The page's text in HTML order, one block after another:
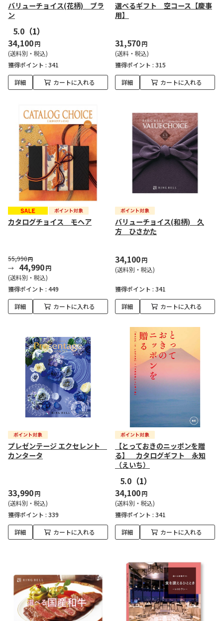
バリューチョイス(花柄) ブラ
ン
5.0 （1）
34,100円
(送料別・税込)
獲得ポイント : 341
詳細 カートに入れる
選べるギフト 空コース【慶事
用】
31,570円
(送料・税込)
獲得ポイント : 315
詳細 カートに入れる
カタログチョイス モヘア
55,990円
44,990円
(送料別・税込)
獲得ポイント : 449
詳細 カートに入れる
バリューチョイス(和柄) 久
方 ひさかた
34,100円
(送料別・税込)
獲得ポイント : 341
詳細 カートに入れる
プレゼンテージ エクセレント
カンタータ
33,990円
(送料別・税込)
獲得ポイント : 339
詳細 カートに入れる
【とっておきのニッポンを贈
る】 カタログギフト 永知
（えいち）
5.0 （1）
34,100円
(送料別・税込)
獲得ポイント : 341
詳細 カートに入れる